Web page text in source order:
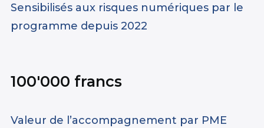
Sensibilisés aux risques numériques par le
programme depuis 2022
100'000 francs
Valeur de l’accompagnement par PME